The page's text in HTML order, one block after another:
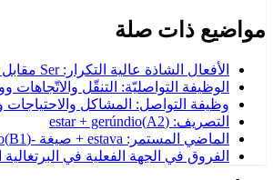
مواضيع ذات صلة
الأفعال الشاذة عالية التكرار: Ser مقابل Estar
الوظيفة التواصليّة: التنقّل والاتّجاهات
وظيفة التواصل: المشاكل والاحتياجات
التصريف: estar + gerúndio
(A2)
الماضي المستمر: estava + صيغة -ndo
(B1)
الفروق في الجهة الفعلية في البرتغالية